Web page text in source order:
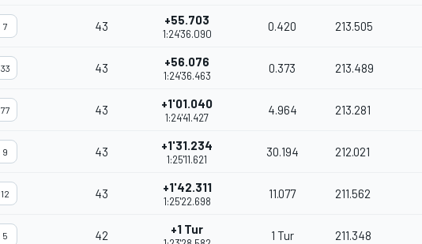
7 43 +55.703
1:24'36.090
0.420 213.505
33 43 +56.076
1:24'36.463
0.373 213.489
77 43 +1'01.040
1:24'41.427
4.964 213.281
9 43 +1'31.234
1:25'11.621
30.194 212.021
12 43 +1'42.311
1:25'22.698
11.077 211.562
5 42 +1 Tur 1 Tur 211.348